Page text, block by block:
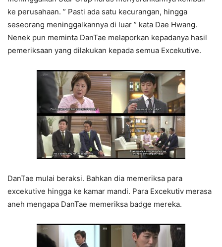
ke perusahaan. ” Pasti ada satu kecurangan, hingga
seseorang meninggalkannya di luar ” kata Dae Hwang.
Nenek pun meminta DanTae melaporkan kepadanya hasil
pemeriksaan yang dilakukan kepada semua Excekutive.
DanTae mulai beraksi. Bahkan dia memeriksa para
excekutive hingga ke kamar mandi. Para Excekutiv merasa
aneh mengapa DanTae memeriksa badge mereka.